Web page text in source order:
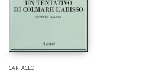
CARTACEO